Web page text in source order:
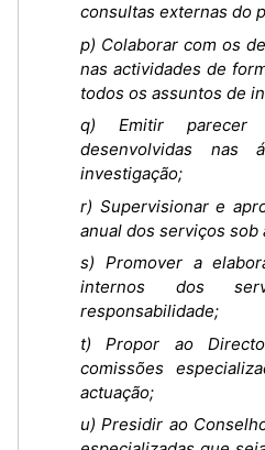
consultas externas do
p) Colaborar com os
nas actividades de
todos os assuntos de
q) Emitir parecer
desenvolvidas nas
investigação;
r) Supervisionar e
anual dos serviços
s) Promover a
internos dos
responsabilidade;
t) Propor ao
comissões
actuação;
u) Presidir ao